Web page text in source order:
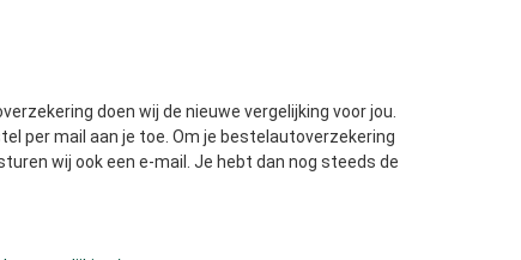
doen wij de nieuwe vergelijking voor jou.
per mail aan je toe. Om je bestelautoverzekering
wij ook een e-mail. Je hebt dan nog steeds de